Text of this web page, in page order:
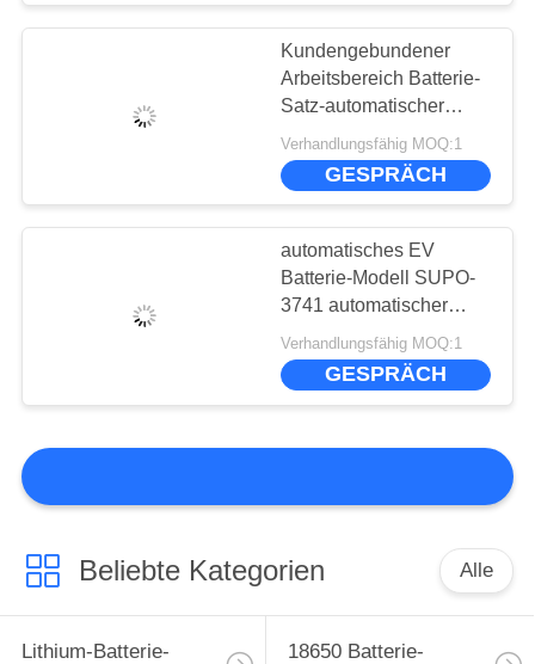
Kundengebundener
Arbeitsbereich Batterie-
Satz-automatischer
Draht Bonder 18650
SUPO-3741
Verhandlungsfähig MOQ:1
GESPRÄCH
automatisches EV
Batterie-Modell SUPO-
3741 automatischer
Draht 0-30W 26800
Bonder
Verhandlungsfähig MOQ:1
GESPRÄCH
Beliebte Kategorien Alle
Lithium-Batterie-
18650 Batterie-